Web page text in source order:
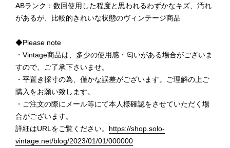
ABランク：数回使用した程度と思われるわずかなキズ、汚れ
があるが、比較的きれいな状態のヴィンテージ商品
◆Please note
・Vintage商品は、多少の使用感・匂いがある場合がございま
すので、ご了承下さいませ。
・平置き採寸の為、僅かな誤差がございます。ご理解の上ご
購入をお願い致します。
・ご注文の際にメール等にて本人様確認をさせていただく場
合がございます。
詳細はURLをご覧ください。 https://shop.solo-
vintage.net/blog/2023/01/01/000000